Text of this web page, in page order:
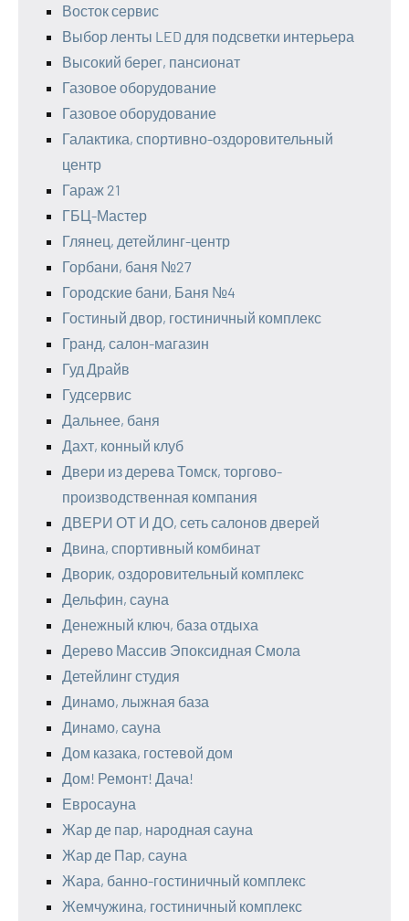
Восток сервис
Выбор ленты LED для подсветки интерьера
Высокий берег, пансионат
Газовое оборудование
Газовое оборудование
Галактика, спортивно-оздоровительный
центр
Гараж 21
ГБЦ-Мастер
Глянец, детейлинг-центр
Горбани, баня №27
Городские бани, Баня №4
Гостиный двор, гостиничный комплекс
Гранд, салон-магазин
Гуд Драйв
Гудсервис
Дальнее, баня
Дахт, конный клуб
Двери из дерева Томск, торгово-
производственная компания
ДВЕРИ ОТ И ДО, сеть салонов дверей
Двина, спортивный комбинат
Дворик, оздоровительный комплекс
Дельфин, сауна
Денежный ключ, база отдыха
Дерево Массив Эпоксидная Смола
Детейлинг студия
Динамо, лыжная база
Динамо, сауна
Дом казака, гостевой дом
Дом! Ремонт! Дача!
Евросауна
Жар де пар, народная сауна
Жар де Пар, сауна
Жара, банно-гостиничный комплекс
Жемчужина, гостиничный комплекс